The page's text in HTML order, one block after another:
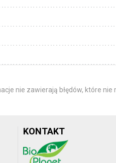
nie zawierają błędów, które
KONTAKT